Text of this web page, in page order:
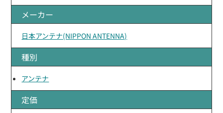
メーカー
日本アンテナ(NIPPON ANTENNA)
種別
アンテナ
定価